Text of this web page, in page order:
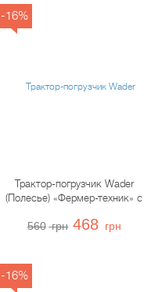
-16%
Трактор-погрузчик Wader
(Полесье) «Фермер-техник» с
560 грн 468 грн
-16%